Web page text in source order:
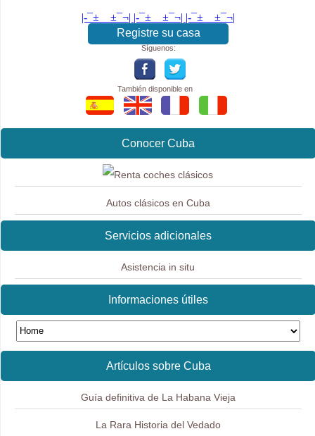
|-¯±­__­±¯¬| |-¯±­__­±¯¬| |-¯±­__­±¯¬|
Registre su casa
Síguenos:
También disponible en
Conocer Cuba
Autos clásicos en Cuba
Servicios adicionales
Asistencia in situ
Informaciones útiles
Artículos sobre Cuba
Guía definitiva de La Habana Vieja
La Rara Historia del Vedado